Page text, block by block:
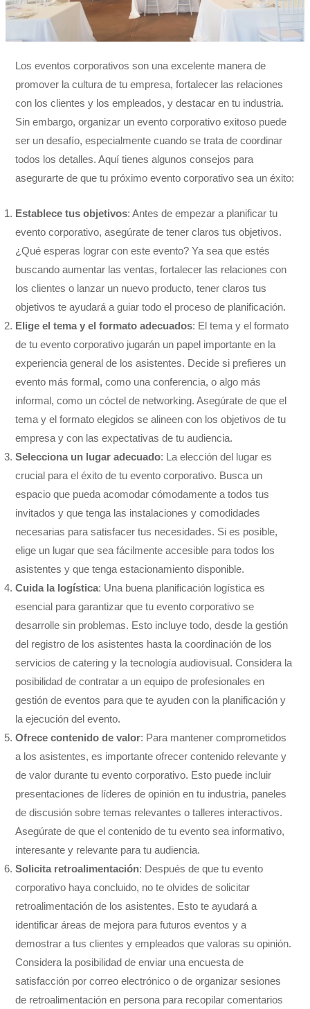
Los eventos corporativos son una excelente manera de
promover la cultura de tu empresa, fortalecer las relaciones
con los clientes y los empleados, y destacar en tu industria.
Sin embargo, organizar un evento corporativo exitoso puede
ser un desafío, especialmente cuando se trata de coordinar
todos los detalles. Aquí tienes algunos consejos para
asegurarte de que tu próximo evento corporativo sea un éxito:
Establece tus objetivos: Antes de empezar a planificar tu
evento corporativo, asegúrate de tener claros tus objetivos.
¿Qué esperas lograr con este evento? Ya sea que estés
buscando aumentar las ventas, fortalecer las relaciones con
los clientes o lanzar un nuevo producto, tener claros tus
objetivos te ayudará a guiar todo el proceso de planificación.
Elige el tema y el formato adecuados: El tema y el formato
de tu evento corporativo jugarán un papel importante en la
experiencia general de los asistentes. Decide si prefieres un
evento más formal, como una conferencia, o algo más
informal, como un cóctel de networking. Asegúrate de que el
tema y el formato elegidos se alineen con los objetivos de tu
empresa y con las expectativas de tu audiencia.
Selecciona un lugar adecuado: La elección del lugar es
crucial para el éxito de tu evento corporativo. Busca un
espacio que pueda acomodar cómodamente a todos tus
invitados y que tenga las instalaciones y comodidades
necesarias para satisfacer tus necesidades. Si es posible,
elige un lugar que sea fácilmente accesible para todos los
asistentes y que tenga estacionamiento disponible.
Cuida la logística: Una buena planificación logística es
esencial para garantizar que tu evento corporativo se
desarrolle sin problemas. Esto incluye todo, desde la gestión
del registro de los asistentes hasta la coordinación de los
servicios de catering y la tecnología audiovisual. Considera la
posibilidad de contratar a un equipo de profesionales en
gestión de eventos para que te ayuden con la planificación y
la ejecución del evento.
Ofrece contenido de valor: Para mantener comprometidos
a los asistentes, es importante ofrecer contenido relevante y
de valor durante tu evento corporativo. Esto puede incluir
presentaciones de líderes de opinión en tu industria, paneles
de discusión sobre temas relevantes o talleres interactivos.
Asegúrate de que el contenido de tu evento sea informativo,
interesante y relevante para tu audiencia.
Solicita retroalimentación: Después de que tu evento
corporativo haya concluido, no te olvides de solicitar
retroalimentación de los asistentes. Esto te ayudará a
identificar áreas de mejora para futuros eventos y a
demostrar a tus clientes y empleados que valoras su opinión.
Considera la posibilidad de enviar una encuesta de
satisfacción por correo electrónico o de organizar sesiones
de retroalimentación en persona para recopilar comentarios